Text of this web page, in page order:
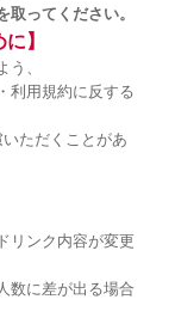
ってください。
】
、
利用規約に反する
ただくことがあ
リンク内容が変更
数に差が出る場合